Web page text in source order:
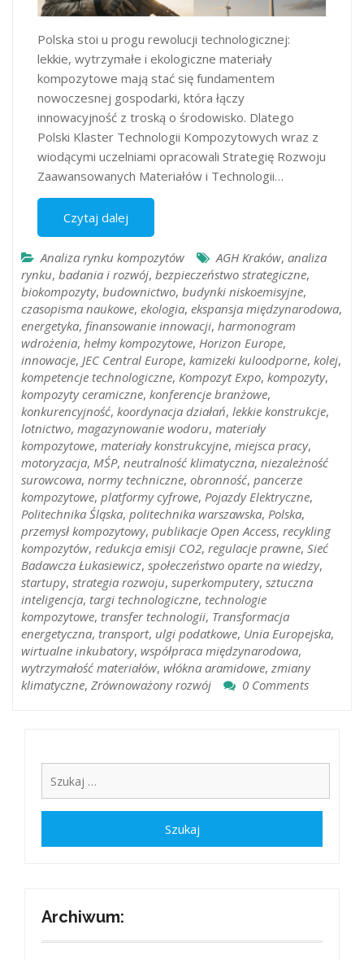
Polska stoi u progu rewolucji technologicznej:
lekkie, wytrzymałe i ekologiczne materiały
kompozytowe mają stać się fundamentem
nowoczesnej gospodarki, która łączy
innowacyjność z troską o środowisko. Dlatego
Polski Klaster Technologii Kompozytowych wraz z
wiodącymi uczelniami opracowali Strategię Rozwoju
Zaawansowanych Materiałów i Technologii…
Czytaj dalej
Analiza rynku kompozytów AGH Kraków, analiza
rynku, badania i rozwój, bezpieczeństwo strategiczne,
biokompozyty, budownictwo, budynki niskoemisyjne,
czasopisma naukowe, ekologia, ekspansja międzynarodowa,
energetyka, finansowanie innowacji, harmonogram
wdrożenia, hełmy kompozytowe, Horizon Europe,
innowacje, JEC Central Europe, kamizeki kuloodporne, kolej,
kompetencje technologiczne, Kompozyt Expo, kompozyty,
kompozyty ceramiczne, konferencje branżowe,
konkurencyjność, koordynacja działań, lekkie konstrukcje,
lotnictwo, magazynowanie wodoru, materiały
kompozytowe, materiały konstrukcyjne, miejsca pracy,
motoryzacja, MŚP, neutralność klimatyczna, niezależność
surowcowa, normy techniczne, obronność, pancerze
kompozytowe, platformy cyfrowe, Pojazdy Elektryczne,
Politechnika Śląska, politechnika warszawska, Polska,
przemysł kompozytowy, publikacje Open Access, recykling
kompozytów, redukcja emisji CO2, regulacje prawne, Sieć
Badawcza Łukasiewicz, społeczeństwo oparte na wiedzy,
startupy, strategia rozwoju, superkomputery, sztuczna
inteligencja, targi technologiczne, technologie
kompozytowe, transfer technologii, Transformacja
energetyczna, transport, ulgi podatkowe, Unia Europejska,
wirtualne inkubatory, współpraca międzynarodowa,
wytrzymałość materiałów, włókna aramidowe, zmiany
klimatyczne, Zrównoważony rozwój 0 Comments
Archiwum: